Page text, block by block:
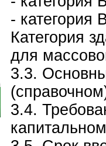
- категория
Категория
для
3.3.
3.4.